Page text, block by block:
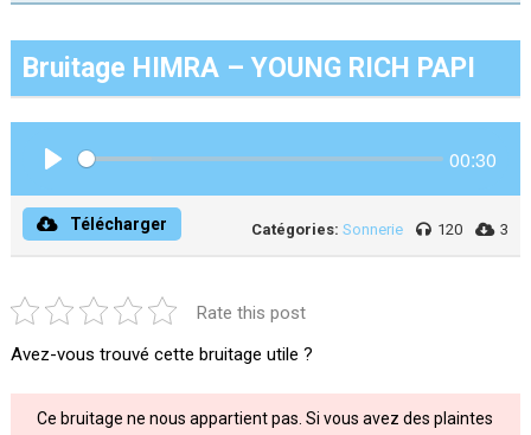
Bruitage HIMRA – YOUNG RICH PAPI
00:30
Télécharger Catégories: Sonnerie 120 3
Rate this post
Avez-vous trouvé cette bruitage utile ?
Ce bruitage ne nous appartient pas. Si vous avez des plaintes